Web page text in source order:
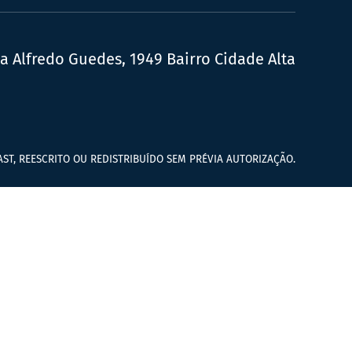
Alfredo Guedes, 1949 Bairro Cidade Alta
REESCRITO OU REDISTRIBUÍDO SEM PRÉVIA AUTORIZAÇÃO.